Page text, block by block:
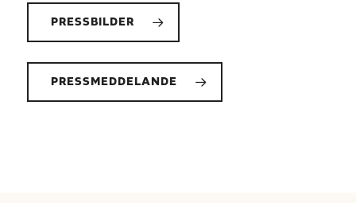
PRESSBILDER
PRESSMEDDELANDE